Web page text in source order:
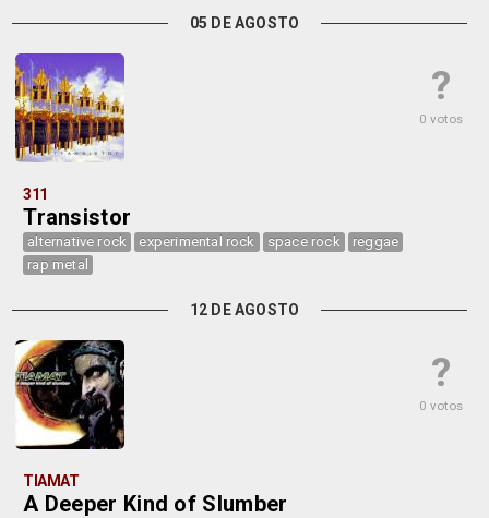
05 DE AGOSTO
?
0 votos
311
Transistor
alternative rock experimental rock space rock
reggae
rap metal
12 DE AGOSTO
?
0 votos
TIAMAT
A Deeper Kind of Slumber